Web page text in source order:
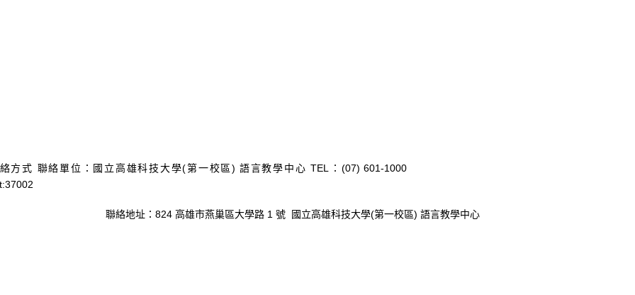
方式 聯絡單位：國立高雄科技大學(第一校區) 語言教學中心TEL ： (07) 601-1000
聯絡地址： 824 高雄市燕巢區大學路 1 號 國立高雄科技大學(第一校區) 語言教學中心